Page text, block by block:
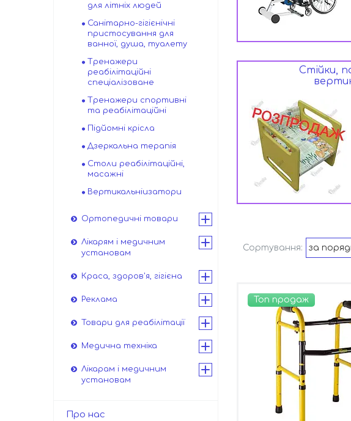
Стійки,
Топ продаж
для літніх людей
Санітарно-гігієнічні
пристосування для
ванної, душа, туалету
Тренажери
реабілітаційні
спеціалізоване
Тренажери спортивні
та реабілітаційні
Підйомні крісла
Дзеркальна терапія
Столи реабілітаційні,
масажні
Вертикальніизатори
Ортопедичні товари
Лікарям і медичним
установам
Краса, здоров'я, гігієна
Реклама
Товари для реабілітації
Медична техніка
Лікарам і медичним
установам
Про нас